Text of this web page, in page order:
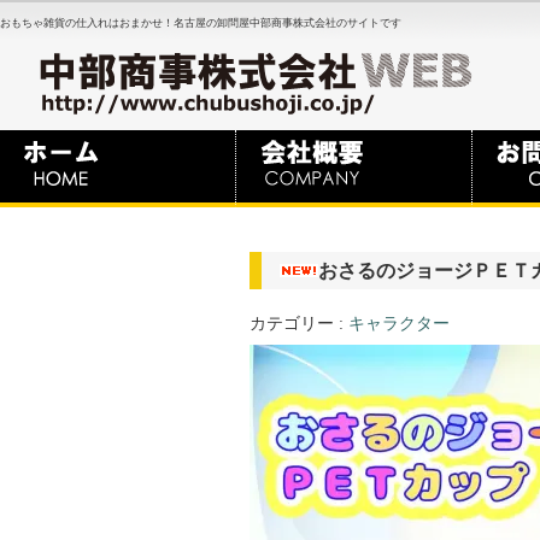
おもちゃ雑貨の仕入れはおまかせ！名古屋の卸問屋中部商事株式会社のサイトです
おさるのジョージＰＥＴ
カテゴリー : キャラクター